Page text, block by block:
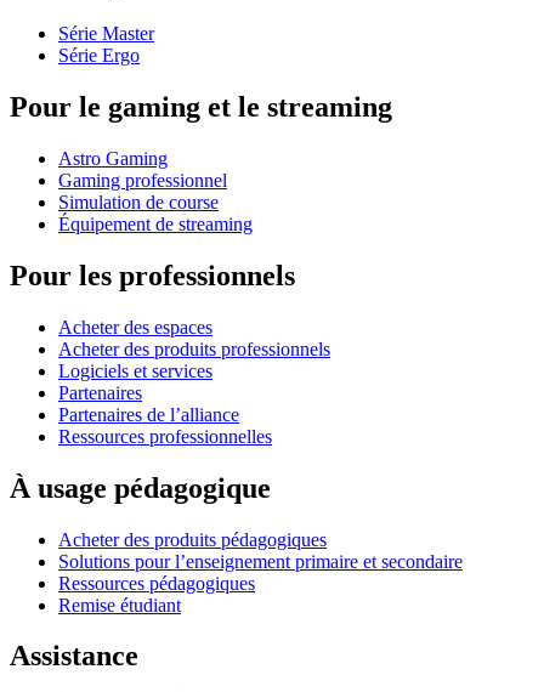
Série Master
Série Ergo
Pour le gaming et le streaming
Astro Gaming
Gaming professionnel
Simulation de course
Équipement de streaming
Pour les professionnels
Acheter des espaces
Acheter des produits professionnels
Logiciels et services
Partenaires
Partenaires de l’alliance
Ressources professionnelles
À usage pédagogique
Acheter des produits pédagogiques
Solutions pour l’enseignement primaire et secondaire
Ressources pédagogiques
Remise étudiant
Assistance